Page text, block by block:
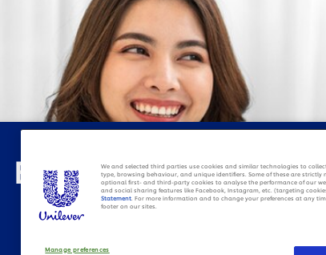
Bí quyết để có nụ
bàn chải
We and selected third parties use cookies and similar technologies to
type, browsing behaviour, and unique identifiers. Some of these are
optional first- and third-party cookies to analyse the performance of our
and social sharing features like Facebook, Instagram, etc. (targeting
Statement. For more information and to change your preferences at any
footer on our sites.
Manage preferences